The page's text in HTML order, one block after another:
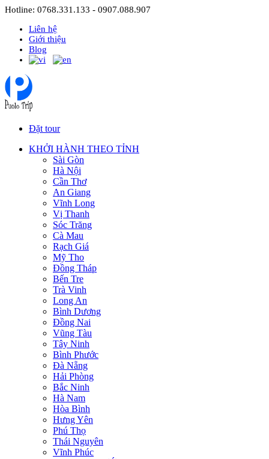
Hotline: 0768.331.133 - 0907.088.907
Liên hệ
Giới thiệu
Blog
Đặt tour
KHỞI HÀNH THEO TỈNH
Sài Gòn
Hà Nội
Cần Thơ
An Giang
Vĩnh Long
Vị Thanh
Sóc Trăng
Cà Mau
Rạch Giá
Mỹ Tho
Đồng Tháp
Bến Tre
Trà Vinh
Long An
Bình Dương
Đồng Nai
Vũng Tàu
Tây Ninh
Bình Phước
Đà Nẵng
Hải Phòng
Bắc Ninh
Hà Nam
Hòa Bình
Hưng Yên
Phú Thọ
Thái Nguyên
Vĩnh Phúc